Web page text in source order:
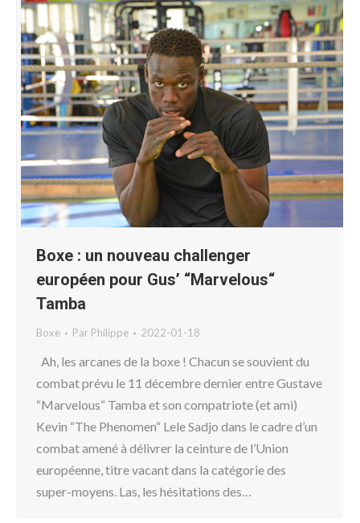
Boxe : un nouveau challenger
européen pour Gus’ “Marvelous“
Tamba
Boxe Par Philippe 2022-01-18
Ah, les arcanes de la boxe ! Chacun se souvient du
combat prévu le 11 décembre dernier entre Gustave
“Marvelous“ Tamba et son compatriote (et ami)
Kevin “The Phenomen“ Lele Sadjo dans le cadre d’un
combat amené à délivrer la ceinture de l’Union
européenne, titre vacant dans la catégorie des
super-moyens. Las, les hésitations des…